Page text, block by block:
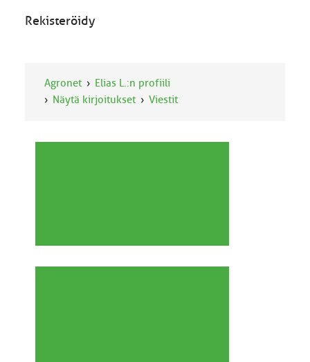
Rekisteröidy
Agronet
Elias L.:n profiili
Näytä kirjoitukset
Viestit